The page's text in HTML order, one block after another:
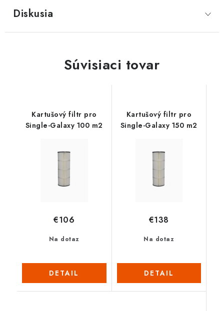
Diskusia
Súvisiaci tovar
Kartušový filtr pro
Single-Galaxy 100 m2
Na dotaz
€106
DETAIL
Kartušový filtr pro
Single-Galaxy 150 m2
Na dotaz
€138
DETAIL